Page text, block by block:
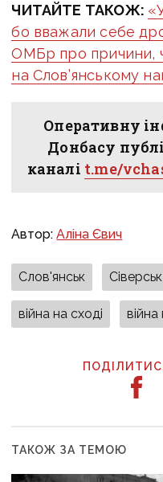
ЧИТАЙТЕ ТАКОЖ:
бо вважали себе
ОМБр про причини,
на Слов’янському
Оперативну
Донбасу
каналі t.me/
Автор:Аліна Євич
Слов'янськ Сіверськ
війна на сході
ТАКОЖ ЗА ТЕМОЮ